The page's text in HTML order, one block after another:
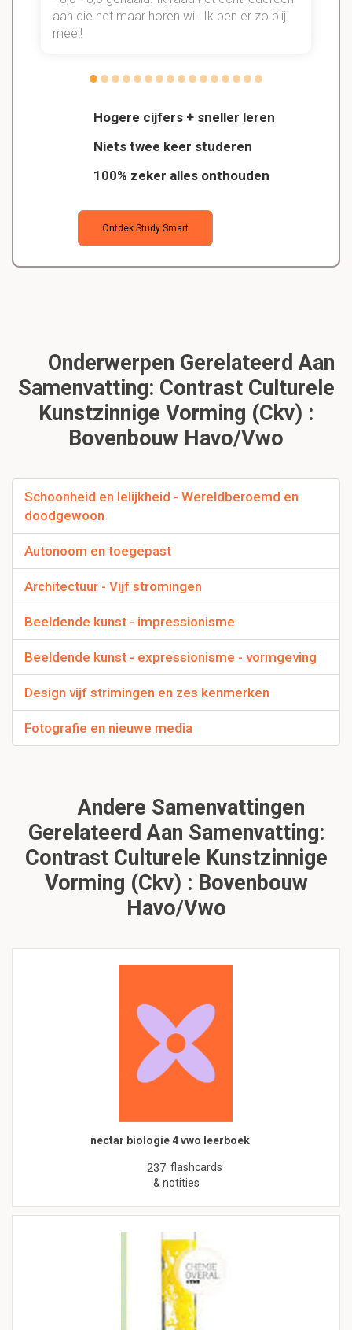
Hogere cijfers + sneller leren
Niets twee keer studeren
100% zeker alles onthouden
Ontdek Study Smart
aan die het maar horen wil. Ik ben er zo blij
mee!!
Onderwerpen Gerelateerd Aan
Samenvatting: Contrast Culturele
Kunstzinnige Vorming (Ckv) :
Bovenbouw Havo/vwo
Schoonheid en lelijkheid - Wereldberoemd en
doodgewoon
Autonoom en toegepast
Architectuur - Vijf stromingen
Beeldende kunst - impressionisme
Beeldende kunst - expressionisme - vormgeving
Design vijf strimingen en zes kenmerken
Fotografie en nieuwe media
Andere Samenvattingen
Gerelateerd Aan Samenvatting:
Contrast Culturele Kunstzinnige
Vorming (Ckv) : Bovenbouw
Havo/vwo
nectar biologie 4 vwo leerboek
237 flashcards
& notities